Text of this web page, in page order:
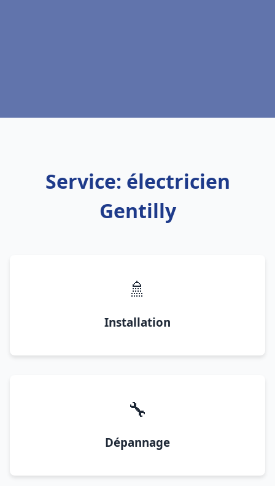
Service: électricien
Gentilly
🚿
Installation
🔧
Dépannage